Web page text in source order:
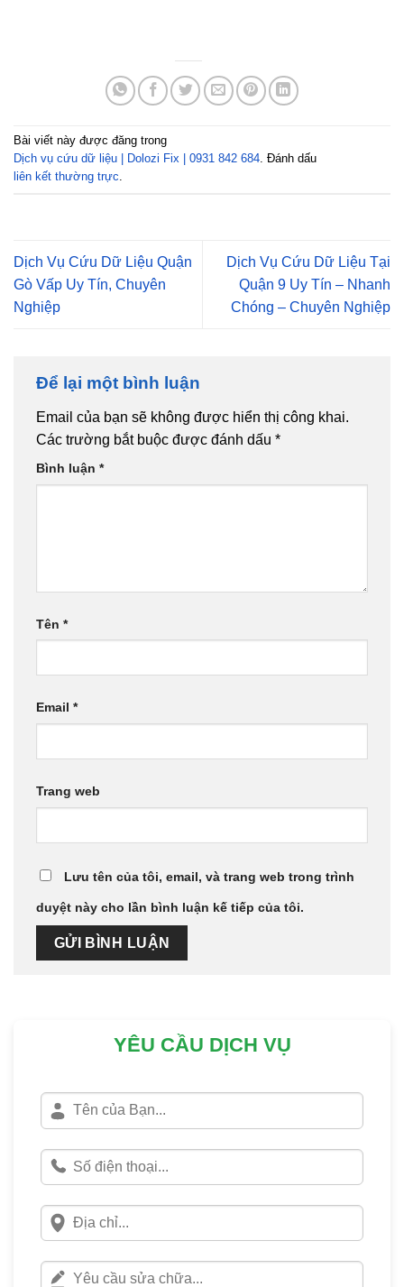
Bài viết này được đăng trong
Dịch vụ cứu dữ liệu | Dolozi Fix | 0931 842 684. Đánh dấu
liên kết thường trực.
Dịch Vụ Cứu Dữ Liệu Quận
Gò Vấp Uy Tín, Chuyên
Nghiệp
Dịch Vụ Cứu Dữ Liệu Tại
Quận 9 Uy Tín – Nhanh
Chóng – Chuyên Nghiệp
Để lại một bình luận
Email của bạn sẽ không được hiển thị công khai.
Các trường bắt buộc được đánh dấu *
Bình luận *
Tên *
Email *
Trang web
Lưu tên của tôi, email, và trang web trong trình
duyệt này cho lần bình luận kế tiếp của tôi.
YÊU CẦU DỊCH VỤ